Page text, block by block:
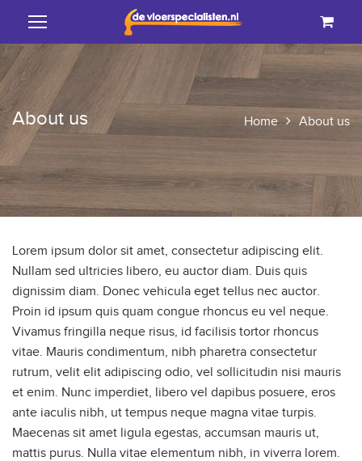
About us Home About us
Lorem ipsum dolor sit amet, consectetur adipiscing elit.
Nullam sed ultricies libero, eu auctor diam. Duis quis
dignissim diam. Donec vehicula eget tellus nec auctor.
Proin id ipsum quis quam congue rhoncus eu vel neque.
Vivamus fringilla neque risus, id facilisis tortor rhoncus
vitae. Mauris condimentum, nibh pharetra consectetur
rutrum, velit elit adipiscing odio, vel sollicitudin nisi mauris
et enim. Nunc imperdiet, libero vel dapibus posuere, eros
ante iaculis nibh, ut tempus neque magna vitae turpis.
Maecenas sit amet ligula egestas, accumsan mauris ut,
mattis purus. Nulla vitae elementum nibh, in viverra lorem.